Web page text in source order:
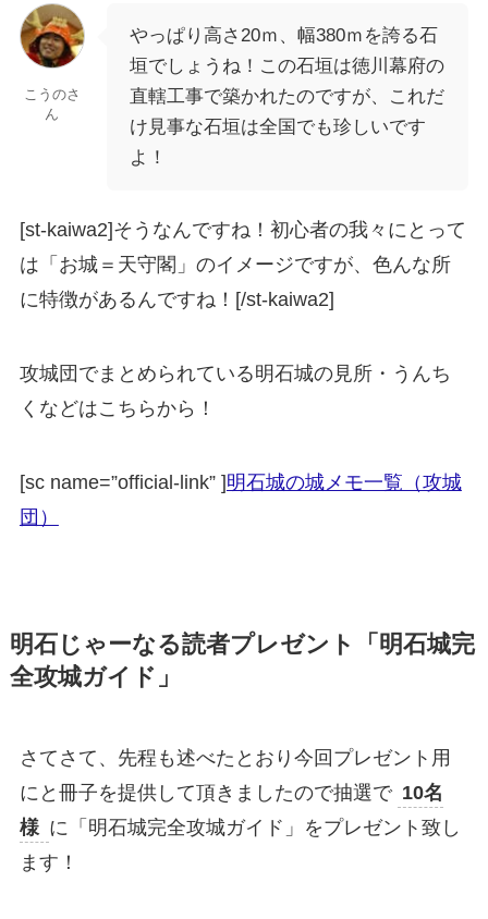
こうのさ
ん
やっぱり高さ20ｍ、幅380ｍを誇る石
垣でしょうね！この石垣は徳川幕府の
直轄工事で築かれたのですが、これだ
け見事な石垣は全国でも珍しいです
よ！
[st-kaiwa2]そうなんですね！初心者の我々にとって
は「お城＝天守閣」のイメージですが、色んな所
に特徴があるんですね！[/st-kaiwa2]
攻城団でまとめられている明石城の見所・うんち
くなどはこちらから！
[sc name=”official-link” ]明石城の城メモ一覧（攻城
団）
明石じゃーなる読者プレゼント「明石城完
全攻城ガイド」
さてさて、先程も述べたとおり今回プレゼント用
にと冊子を提供して頂きましたので抽選で 10名
様 に「明石城完全攻城ガイド」をプレゼント致し
ます！